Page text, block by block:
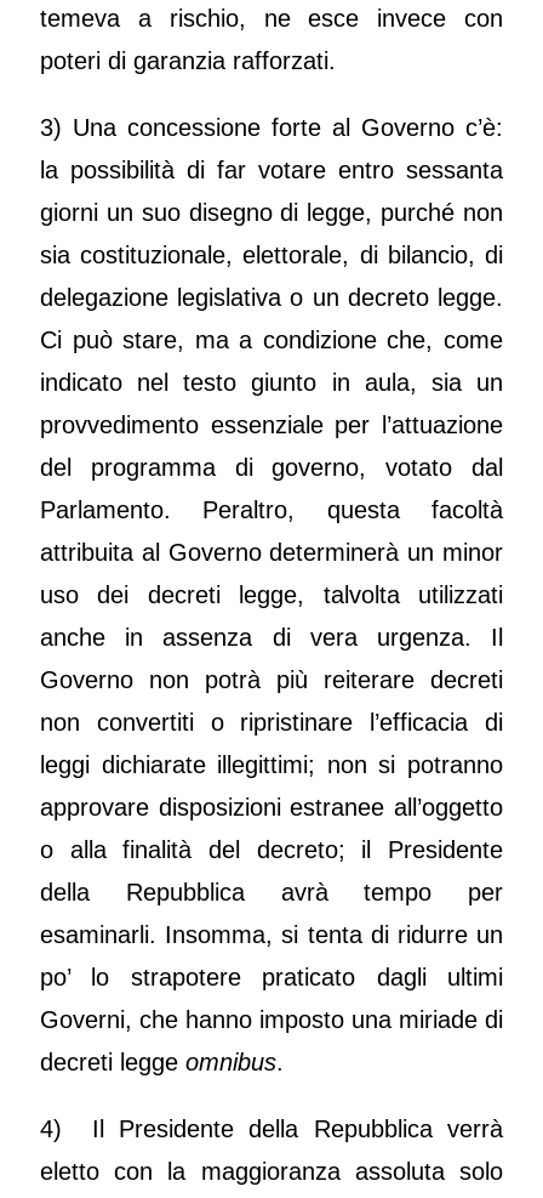
temeva a rischio, ne esce invece con
poteri di garanzia rafforzati.
3) Una concessione forte al Governo c’è:
la possibilità di far votare entro sessanta
giorni un suo disegno di legge, purché non
sia costituzionale, elettorale, di bilancio, di
delegazione legislativa o un decreto legge.
Ci può stare, ma a condizione che, come
indicato nel testo giunto in aula, sia un
provvedimento essenziale per l’attuazione
del programma di governo, votato dal
Parlamento. Peraltro, questa facoltà
attribuita al Governo determinerà un minor
uso dei decreti legge, talvolta utilizzati
anche in assenza di vera urgenza. Il
Governo non potrà più reiterare decreti
non convertiti o ripristinare l’efficacia di
leggi dichiarate illegittimi; non si potranno
approvare disposizioni estranee all’oggetto
o alla finalità del decreto; il Presidente
della Repubblica avrà tempo per
esaminarli. Insomma, si tenta di ridurre un
po’ lo strapotere praticato dagli ultimi
Governi, che hanno imposto una miriade di
decreti legge omnibus.
4) Il Presidente della Repubblica verrà
eletto con la maggioranza assoluta solo